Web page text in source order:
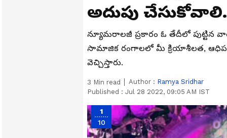
అదుపు
న్యూమరాలజీ ప్రకారం ఓ తేదీలో పుట్టిన
సామాజిక రంగాలలో మీ క్రియాశీలత,
వెచ్చిస్తారు.
3 Min read Author : Ramya Sridhar
Published : Jul 28 2022, 09:05 AM IST
1
10